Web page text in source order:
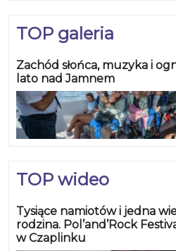
TOP galeria
Zachód słońca, muzyka i
lato nad Jamnem
TOP wideo
Tysiące namiotów i jedna
rodzina. Pol’and’Rock
w Czaplinku